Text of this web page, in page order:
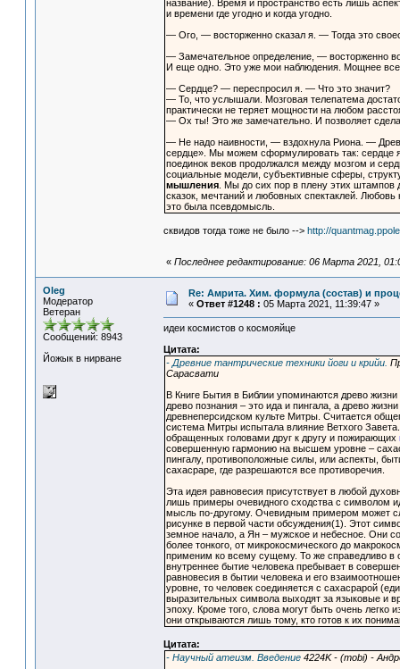
название). Время и пространство есть лишь
и времени где угодно и когда угодно.
— Ого, — восторженно сказал я. — Тогда это
— Замечательное определение, — восторженно
И еще одно. Это уже мои наблюдения. Мощнее
— Сердце? — переспросил я. — Что это значит?
— То, что услышали. Мозговая телепатема
практически не теряет мощности на любом
— Ох ты! Это же замечательно. И позволяет
— Не надо наивности, — вздохнула Риона. —
сердце». Мы можем сформулировать так: сердце
поединок веков продолжался между мозгом и
социальные модели, субъективные сферы,
мышления. Мы до сих пор в плену этих штампов
сказок, мечтаний и любовных спектаклей.
это была псевдомысль.
сквидов тогда тоже не было --> http://
« Последнее редактирование: 06 Марта 2021,
Oleg
Модератор
Ветеран
Сообщений: 8943
Йожык в нирване
Re: Амрита. Хим. формула (состав) и
« Ответ #1248 : 05 Марта 2021, 11:39:47 »
идеи космистов о космояйце
Цитата:
- Древние тантрические техники йоги и крийи.
Сарасвати
В Книге Бытия в Библии упоминаются древо
древо познания – это ида и пингала, а древо
древнеперсидском культе Митры. Считается
система Митры испытала влияние Ветхого
обращенных головами друг к другу и пожирающих
совершенную гармонию на высшем уровне –
пингалу, противоположные силы, или аспекты,
сахасраре, где разрешаются все противоречия.
Эта идея равновесия присутствует в любой
лишь примеры очевидного сходства с символом
мысль по-другому. Очевидным примером может
рисунке в первой части обсуждения(1). Этот
земное начало, а Ян – мужское и небесное. Они
более тонкого, от микрокосмического до
применим ко всему сущему. То же справедливо в
внутреннее бытие человека пребывает в
равновесия в бытии человека и его
уровне, то человек соединяется с сахасрарой
выразительных символа выходят за языковые и
эпоху. Кроме того, слова могут быть очень
они открываются лишь тому, кто готов к их
Цитата:
- Научный атеизм. Введение4224K - (mobi) -